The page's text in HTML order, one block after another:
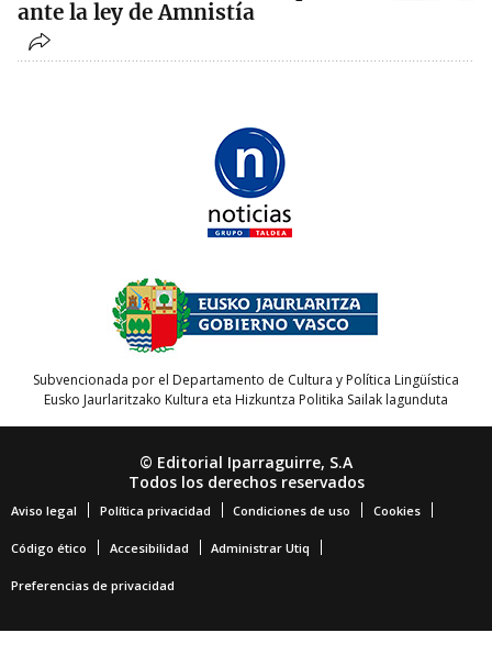
ante la ley de Amnistía
Subvencionada por el Departamento de Cultura y Política Lingüística
Eusko Jaurlaritzako Kultura eta Hizkuntza Politika Sailak lagunduta
© Editorial Iparraguirre, S.A
Todos los derechos reservados
Aviso legal Política privacidad Condiciones de uso Cookies
Código ético Accesibilidad Administrar Utiq
Preferencias de privacidad